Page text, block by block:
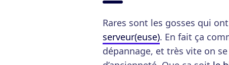
Rares sont les gosses qui
serveur(euse). En fait ça
dépannage, et très vite on